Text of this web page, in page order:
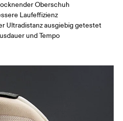
Oberschuh
Laufeffizienz
Ultradistanz ausgiebig getestet
und Tempo